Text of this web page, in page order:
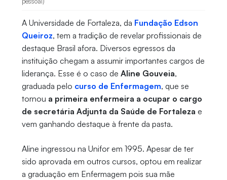
A Universidade de Fortaleza, da Fundação Edson
Queiroz, tem a tradição de revelar profissionais de
destaque Brasil afora. Diversos egressos da
instituição chegam a assumir importantes cargos de
liderança. Esse é o caso de Aline Gouveia,
graduada pelo curso de Enfermagem, que se
tornou a primeira enfermeira a ocupar o cargo
de secretária Adjunta da Saúde de Fortaleza e
vem ganhando destaque à frente da pasta.
Aline ingressou na Unifor em 1995. Apesar de ter
sido aprovada em outros cursos, optou em realizar
a graduação em Enfermagem pois sua mãe